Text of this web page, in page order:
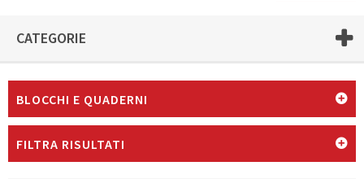
CATEGORIE
BLOCCHI E QUADERNI
FILTRA RISULTATI